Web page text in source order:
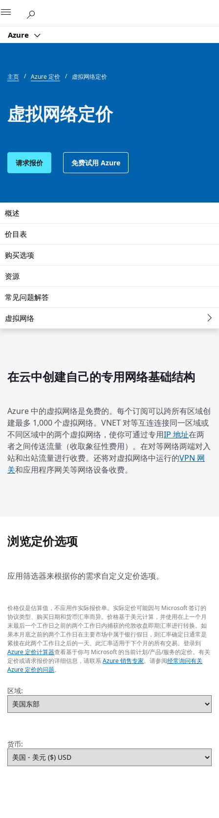
Azure
主页 Azure 定价 虚拟网络定价
虚拟网络定价
请求报价 免费试用 Azure
概述
价目表
购买选项
资源
常见问题解答
虚拟网络
在云中创建自己的专用网络基础结构
Azure 中的虚拟网络是免费的。每个订阅可以跨所有区域创
建最多 1,000 个虚拟网络。VNET 对等互连连接同一区域或
不同区域中的两个虚拟网络，使你可通过专用IP 地址在两
者之间传送流量（收取象征性费用）。在对等网络两端对入
站和出站流量进行收费。还将对虚拟网络中运行的VPN 网
关和应用程序网关等网络设备收费。
浏览定价选项
应用筛选器来根据你的需求自定义定价选项。
价格仅是估算值，不应用作实际报价单。实际定价可能因与 Microsoft 签订的
协议类型、购买日期和货币汇率而异。价格基于美元计算，并使用在上一个月
末最后一个工作日之前的两个工作日内捕获的伦敦收盘即期汇率进行转换。如
果本月底之前的两个工作日在主要市场中属于银行假日，则汇率确定日通常是
紧接在此两个工作日之后的一天。此汇率适用于下个月的所有交易。登录到
Azure 定价计算器查看基于你与 Microsoft 的当前计划/产品/服务的定价。有关
定价或请求报价的详细信息，请联系Azure 销售专家。请参阅经常询问有关
Azure 定价的问题。
区域:
货币: